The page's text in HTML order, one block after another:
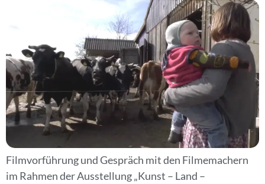
Filmvorführung und Gespräch mit den Filmemachern
im Rahmen der Ausstellung „Kunst – Land –